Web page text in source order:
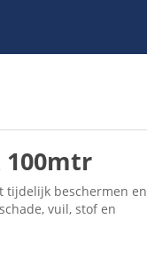
100mtr
tijdelijk beschermen en
vuil, stof en